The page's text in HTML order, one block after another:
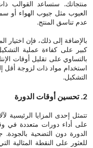
منتجاتك. ستساعد القوالب
العيوب مثل جيوب الهواء أو
عدم تناسق المنتج.
بالإضافة إلى ذلك، فإن اختيار
كبير على كفاءة عملية
بالتساوي على تقليل أوقات
استخدام مواد ذات لزوجة أقل
التشكيل.
2. تحسين أوقات الدورة
على أداء دورات متعددة في
الدورة دون التضحية
للعثور على النقطة المثالية